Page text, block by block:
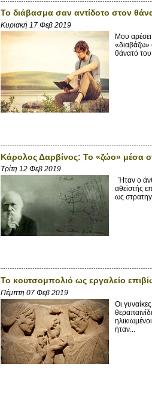
Το διάβασμα σαν αντίδοτο στον
Κυριακή 17 Φεβ 2019
Μου
«διαβάζω»
θάνατό
Κάρολος Δαρβίνος: Το «ζώο» μέσα
Τρίτη 12 Φεβ 2019
Ήταν ο
αθεϊστής
ως
Το κουτσομπολιό ως εργαλείο
Πέμπτη 07 Φεβ 2019
Οι
ήταν...